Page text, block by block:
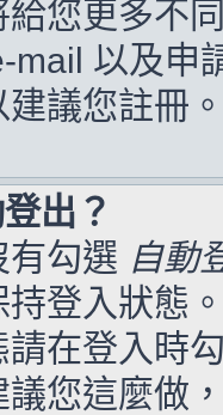
您更多不
mail 以及申
議您註冊
出？
有勾選 自動
登入狀態
在登入時
議您這麼做